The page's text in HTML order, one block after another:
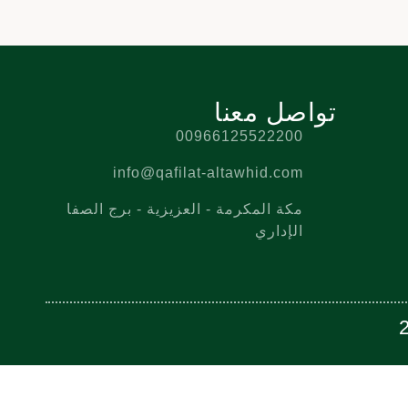
تواصل معنا
00966125522200
info@qafilat-altawhid.com
مكة المكرمة - العزيزية - برج الصفا
الإداري